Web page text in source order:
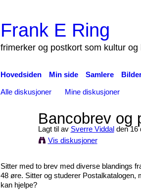
Frank E Ring
frimerker og postkort som kultur og
Hovedsiden Min side Samlere
Alle diskusjoner Mine diskusjoner
Bancobrev og
Lagt til av Sverre Viddalden 16
Vis diskusjoner
Sitter med to brev med diverse blandings
48 øre. Sitter og studerer Postalkatalogen,
kan hjelpe?